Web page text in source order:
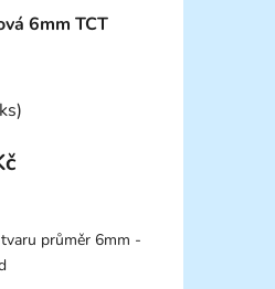
6mm TCT
průměr 6mm -